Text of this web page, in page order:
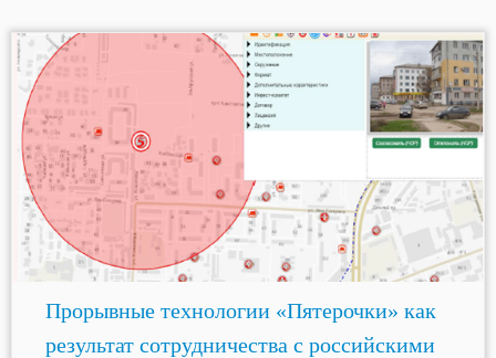
Прорывные технологии «Пятерочки» как
результат сотрудничества с российскими